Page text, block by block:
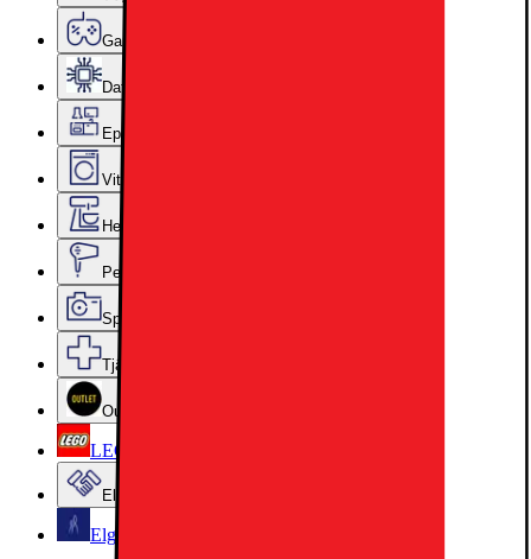
Gaming
Datorkomponenter
Epoq Kök & Tvättstuga
Vitvaror
Hem, Hushåll & Trädgård
Personvård, Hälsa & Skönhet
Sport & Fritid
Tjänster & Tillbehör
Outlet
LEGO
Elgiganten Företag
Elgiganten Kundklubb